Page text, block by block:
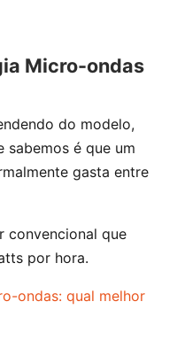
Micro-ondas
do modelo,
sabemos é que um
gasta entre
convencional que
por hora.
ondas: qual melhor